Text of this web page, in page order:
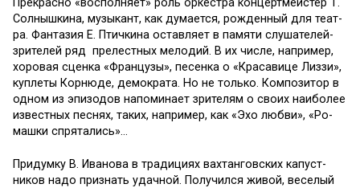
Прекрасно «восполняет» роль оркестра концертмейстер Т.
Солнышкина, музыкант, как думается, рожденный для теат­
ра. Фантазия Е. Птичкина ос­тавляет в памяти слушателей-
зрителей ряд прелестных мело­дий. В их числе, например,
хо­ровая сценка «Французы», пе­сенка о «Красавице Лиззи»,
куплеты Корнюде, демократа. Но не только. Композитор в
одном из эпизодов напоминает зрителям о своих наиболее
из­вестных песнях, таких, напри­мер, как «Эхо любви», «Ро­
машки спрятались»…
Придумку В. Иванова в тра­дициях вахтанговских капуст­
ников надо признать удачной. Получился живой, веселый